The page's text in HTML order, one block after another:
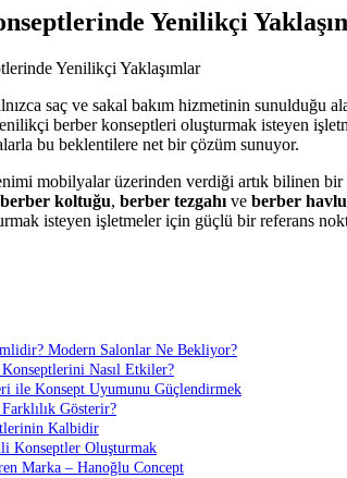
Yenilikçi
saç ve sakal bakım hizmetinin sunulduğu
berber konseptleri oluşturmak isteyen
bu beklentilere net bir çözüm sunuyor.
mobilyalar üzerinden verdiği artık bilinen
koltuğu, berber tezgahı ve berber havlu
isteyen işletmeler için güçlü bir referans
Modern Salonlar Ne Bekliyor?
Nasıl Etkiler?
ile Konsept Uyumunu Güçlendirmek
Gösterir?
Kalbidir
Konseptler Oluşturmak
Marka – Hanoğlu Concept